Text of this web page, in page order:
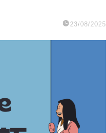
23/08/2025